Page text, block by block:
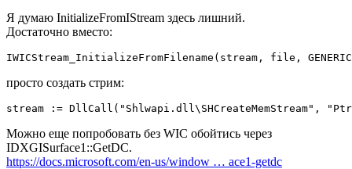
Я думаю InitializeFromIStream здесь лишний.
Достаточно вместо:
IWICStream_InitializeFromFilename(stream, file,
просто создать стрим:
stream := DllCall("Shlwapi.dll\SHCreateMemStream",
Можно еще попробовать без WIC обойтись через
IDXGISurface1::GetDC.
https://docs.microsoft.com/en-us/window … ace1-getdc